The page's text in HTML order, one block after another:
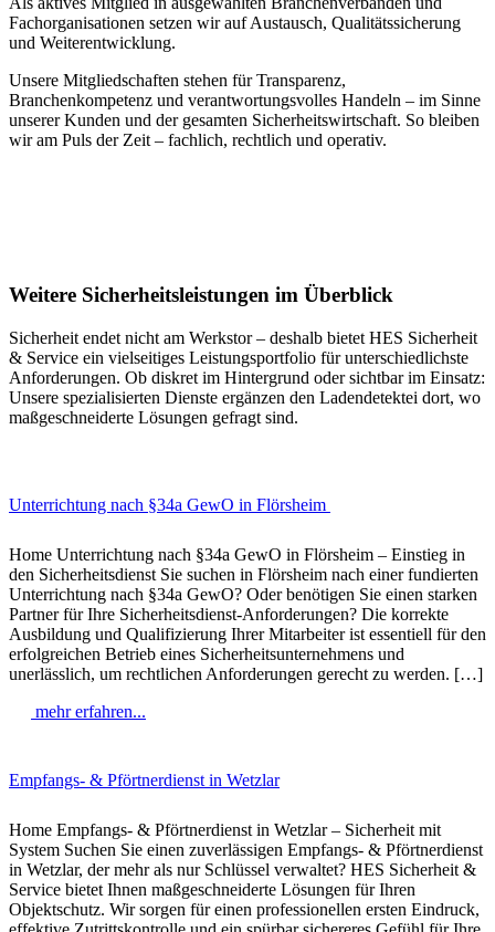
unsere vielfältigen Dienstleistungen zu erfahren und eine
individuelle Sicherheitslösung für Ihr Unternehmen zu finden.
Fachorganisationen setzen wir auf Austausch, Qualitätssicherung
und Weiterentwicklung.
Unsere Mitgliedschaften stehen für Transparenz,
Branchenkompetenz und verantwortungsvolles Handeln – im Sinne
unserer Kunden und der gesamten Sicherheitswirtschaft. So bleiben
wir am Puls der Zeit – fachlich, rechtlich und operativ.
Weitere Sicherheitsleistungen im Überblick
Sicherheit endet nicht am Werkstor – deshalb bietet HES Sicherheit
& Service ein vielseitiges Leistungsportfolio für unterschiedlichste
Anforderungen. Ob diskret im Hintergrund oder sichtbar im Einsatz:
Unsere spezialisierten Dienste ergänzen den Ladendetektei dort, wo
maßgeschneiderte Lösungen gefragt sind.
Unterrichtung nach §34a GewO in Flörsheim
Home Unterrichtung nach §34a GewO in Flörsheim – Einstieg in
den Sicherheitsdienst Sie suchen in Flörsheim nach einer fundierten
Unterrichtung nach §34a GewO? Oder benötigen Sie einen starken
Partner für Ihre Sicherheitsdienst-Anforderungen? Die korrekte
Ausbildung und Qualifizierung Ihrer Mitarbeiter ist essentiell für den
erfolgreichen Betrieb eines Sicherheitsunternehmens und
unerlässlich, um rechtlichen Anforderungen gerecht zu werden. […]
mehr erfahren...
Empfangs- & Pförtnerdienst in Wetzlar
Home Empfangs- & Pförtnerdienst in Wetzlar – Sicherheit mit
System Suchen Sie einen zuverlässigen Empfangs- & Pförtnerdienst
in Wetzlar, der mehr als nur Schlüssel verwaltet? HES Sicherheit &
Service bietet Ihnen maßgeschneiderte Lösungen für Ihren
Objektschutz. Wir sorgen für einen professionellen ersten Eindruck,